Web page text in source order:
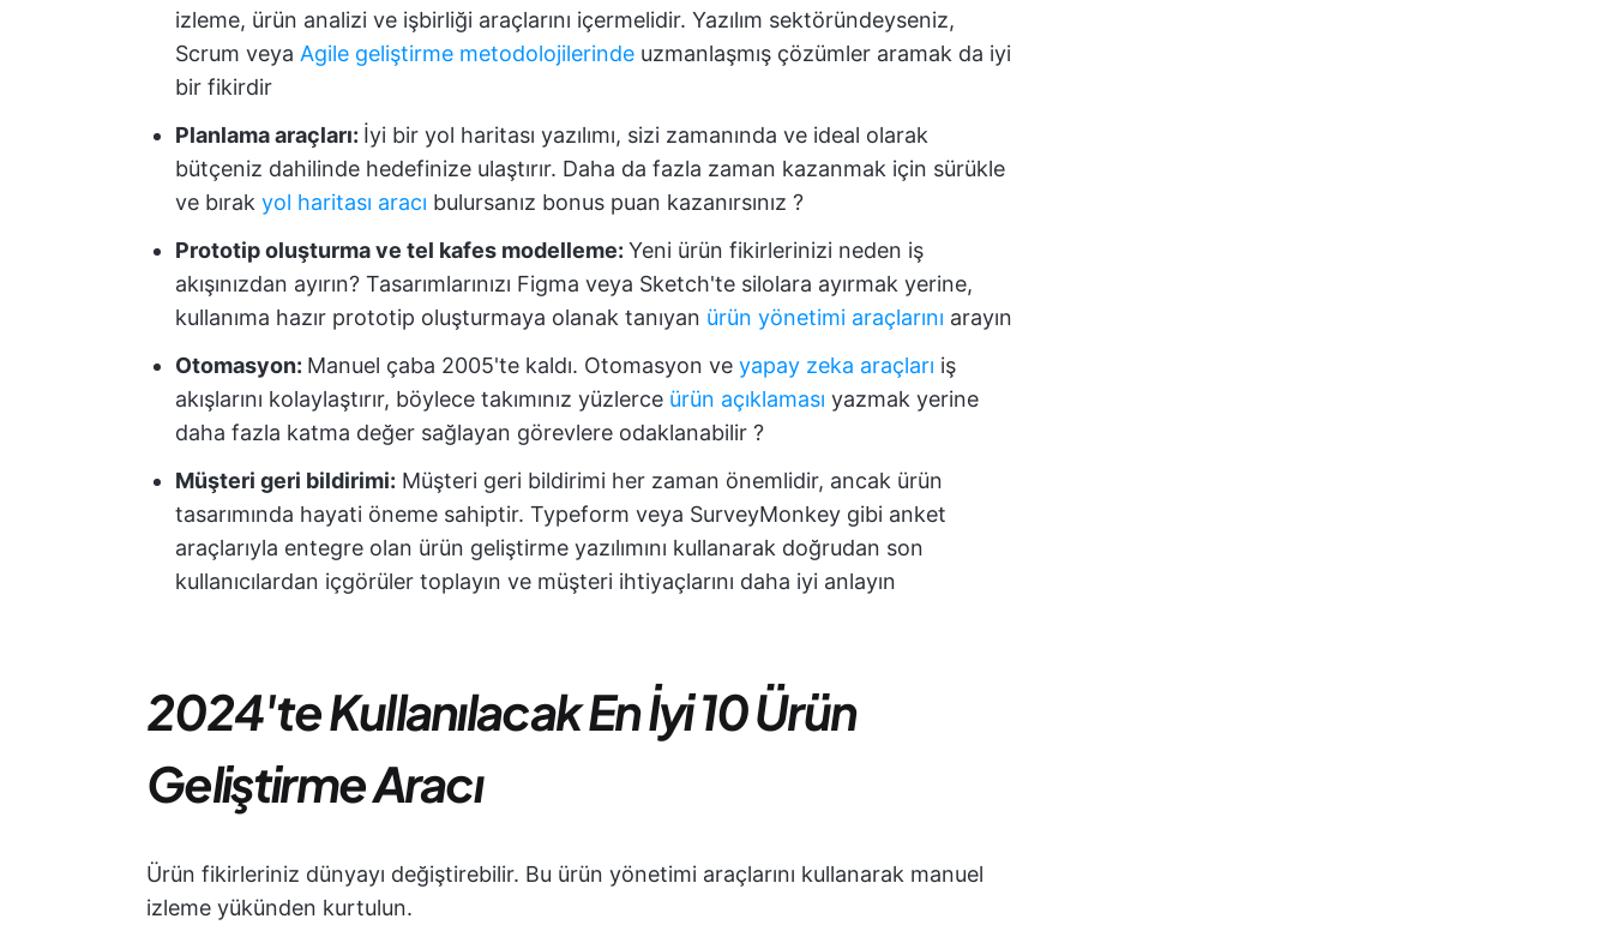
izleme, ürün analizi ve işbirliği araçlarını içermelidir. Yazılım sektöründeyseniz,
Scrum veya Agile geliştirme metodolojilerinde uzmanlaşmış çözümler aramak da iyi
bir fikirdir
Planlama araçları: İyi bir yol haritası yazılımı, sizi zamanında ve ideal olarak
bütçeniz dahilinde hedefinize ulaştırır. Daha da fazla zaman kazanmak için sürükle
ve bırak yol haritası aracı bulursanız bonus puan kazanırsınız ?
Prototip oluşturma ve tel kafes modelleme: Yeni ürün fikirlerinizi neden iş
akışınızdan ayırın? Tasarımlarınızı Figma veya Sketch'te silolara ayırmak yerine,
kullanıma hazır prototip oluşturmaya olanak tanıyan ürün yönetimi araçlarını arayın
Otomasyon: Manuel çaba 2005'te kaldı. Otomasyon ve yapay zeka araçları iş
akışlarını kolaylaştırır, böylece takımınız yüzlerce ürün açıklaması yazmak yerine
daha fazla katma değer sağlayan görevlere odaklanabilir ?️
Müşteri geri bildirimi: Müşteri geri bildirimi her zaman önemlidir, ancak ürün
tasarımında hayati öneme sahiptir. Typeform veya SurveyMonkey gibi anket
araçlarıyla entegre olan ürün geliştirme yazılımını kullanarak doğrudan son
kullanıcılardan içgörüler toplayın ve müşteri ihtiyaçlarını daha iyi anlayın
2024'te Kullanılacak En İyi 10 Ürün
Geliştirme Aracı
Ürün fikirleriniz dünyayı değiştirebilir. Bu ürün yönetimi araçlarını kullanarak manuel
izleme yükünden kurtulun.